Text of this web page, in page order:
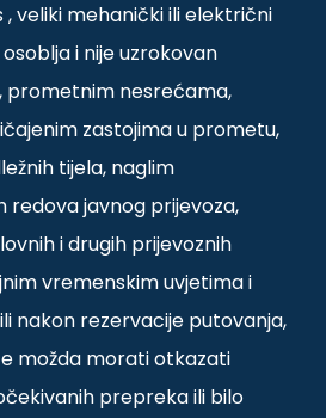
veliki mehanički ili električni
i nije uzrokovan
prometnim nesrećama,
zastojima u prometu,
tijela, naglim
redova javnog prijevoza,
i drugih prijevoznih
vremenskim uvjetima i
nakon rezervacije putovanja,
možda morati otkazati
prepreka ili bilo